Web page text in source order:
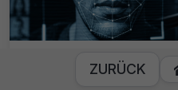
Gericht stoppt
ZURÜCK